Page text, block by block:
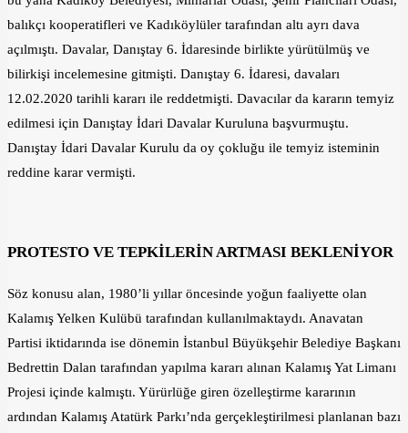
balıkçı kooperatifleri ve Kadıköylüler tarafından altı ayrı dava
açılmıştı. Davalar, Danıştay 6. İdaresinde birlikte yürütülmüş ve
bilirkişi incelemesine gitmişti. Danıştay 6. İdaresi, davaları
12.02.2020 tarihli kararı ile reddetmişti. Davacılar da kararın temyiz
edilmesi için Danıştay İdari Davalar Kuruluna başvurmuştu.
Danıştay İdari Davalar Kurulu da oy çokluğu ile temyiz isteminin
reddine karar vermişti.
PROTESTO VE TEPKİLERİN ARTMASI BEKLENİYOR
Söz konusu alan, 1980’li yıllar öncesinde yoğun faaliyette olan
Kalamış Yelken Kulübü tarafından kullanılmaktaydı. Anavatan
Partisi iktidarında ise dönemin İstanbul Büyükşehir Belediye Başkanı
Bedrettin Dalan tarafından yapılma kararı alınan Kalamış Yat Limanı
Projesi içinde kalmıştı. Yürürlüğe giren özelleştirme kararının
ardından Kalamış Atatürk Parkı’nda gerçekleştirilmesi planlanan bazı